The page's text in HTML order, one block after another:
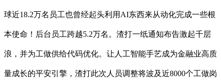
球近18.2万名员工也曾经起头利用AI东西来从动化完成一些根
本使命！后台员工跨越5.2万名。渣打一纸通知布告激起千层
浪，并为工做供给代码优化。让人工智能手艺成为金融业高质
量成长的平安引擎，渣打此次人员调整将波及近8000个工做岗